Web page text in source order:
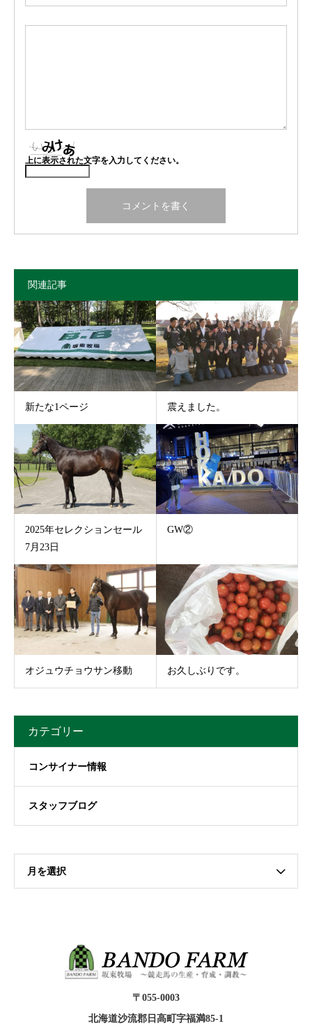
上に表示された文字を入力してください。
関連記事
新たな1ページ 震えました。
2025年セレクションセール
7月23日
GW②
オジュウチョウサン移動 お久しぶりです。
カテゴリー
コンサイナー情報
スタッフブログ
月を選択
〒055-0003
北海道沙流郡日高町字福満85-1